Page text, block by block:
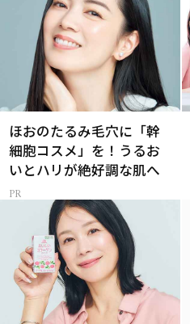
ほおのたるみ毛穴に「幹
細胞コスメ」を！うるお
いとハリが絶好調な肌へ